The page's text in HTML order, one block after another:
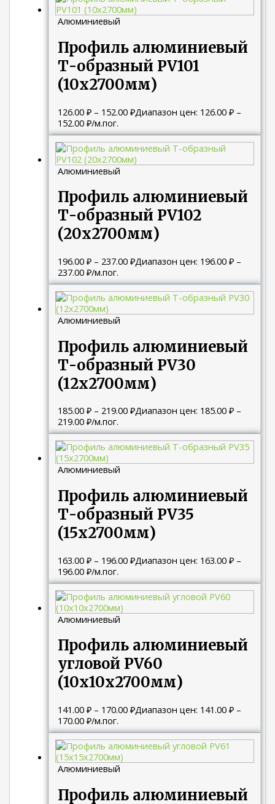
Алюминиевый
Профиль алюминиевый
Т-образный PV101
(10х2700мм)
126.00₽ – 152.00₽Диапазон цен: 126.00 ₽ –
152.00 ₽/м.пог.
Алюминиевый
Профиль алюминиевый
Т-образный PV102
(20х2700мм)
196.00₽ – 237.00₽Диапазон цен: 196.00 ₽ –
237.00 ₽/м.пог.
Алюминиевый
Профиль алюминиевый
Т-образный PV30
(12х2700мм)
185.00₽ – 219.00₽Диапазон цен: 185.00 ₽ –
219.00 ₽/м.пог.
Алюминиевый
Профиль алюминиевый
Т-образный PV35
(15х2700мм)
163.00₽ – 196.00₽Диапазон цен: 163.00 ₽ –
196.00 ₽/м.пог.
Алюминиевый
Профиль алюминиевый
угловой PV60
(10х10х2700мм)
141.00₽ – 170.00₽Диапазон цен: 141.00 ₽ –
170.00 ₽/м.пог.
Алюминиевый
Профиль алюминиевый